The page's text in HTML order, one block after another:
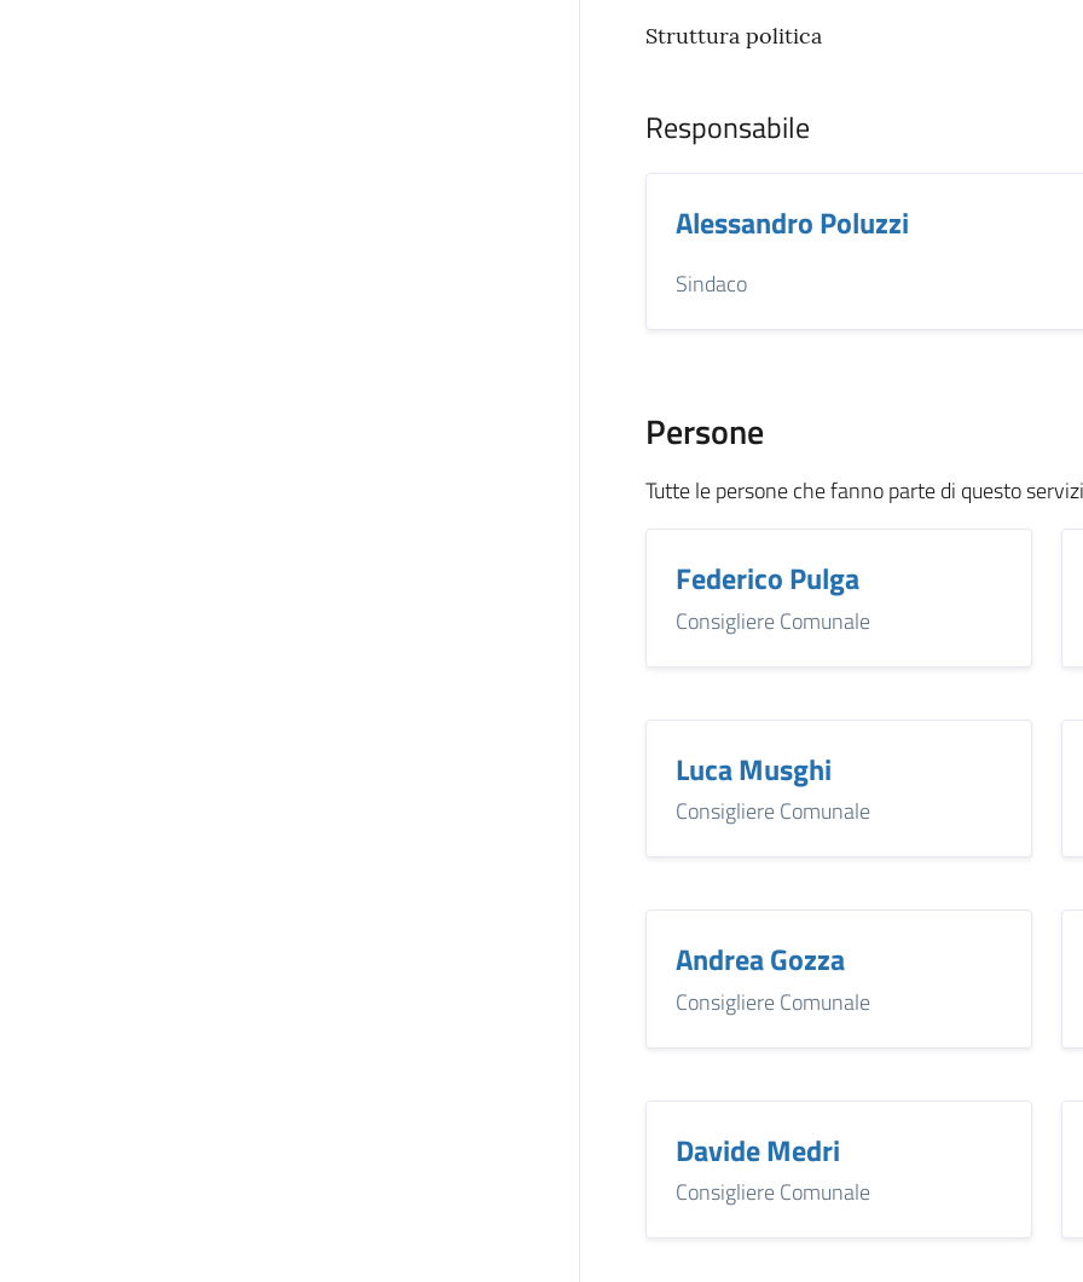
Struttura politica
Responsabile
Alessandro Poluzzi
Sindaco
Persone
Tutte le persone che fanno parte di questo
Federico Pulga
Consigliere Comunale
Luca Musghi
Consigliere Comunale
Andrea Gozza
Consigliere Comunale
Davide Medri
Consigliere Comunale